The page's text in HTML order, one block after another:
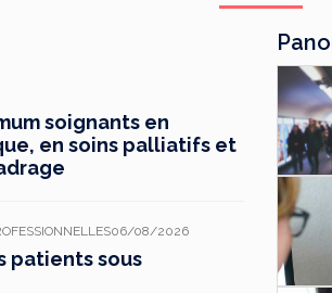
soignants en
en soins palliatifs et
06/08/2026
patients sous